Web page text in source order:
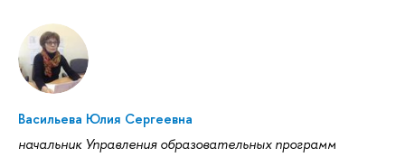
Васильева Юлия Сергеевна
начальник Управления образовательных программ